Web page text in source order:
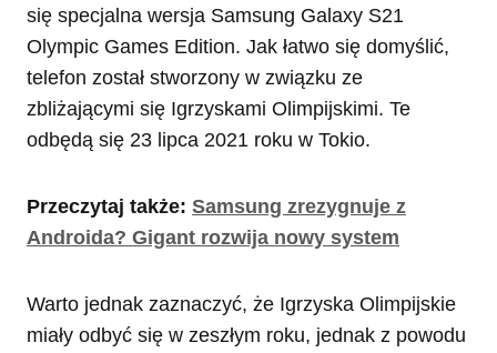
się specjalna wersja Samsung Galaxy S21
Olympic Games Edition. Jak łatwo się domyślić,
telefon został stworzony w związku ze
zbliżającymi się Igrzyskami Olimpijskimi. Te
odbędą się 23 lipca 2021 roku w Tokio.
Przeczytaj także: Samsung zrezygnuje z
Androida? Gigant rozwija nowy system
Warto jednak zaznaczyć, że Igrzyska Olimpijskie
miały odbyć się w zeszłym roku, jednak z powodu